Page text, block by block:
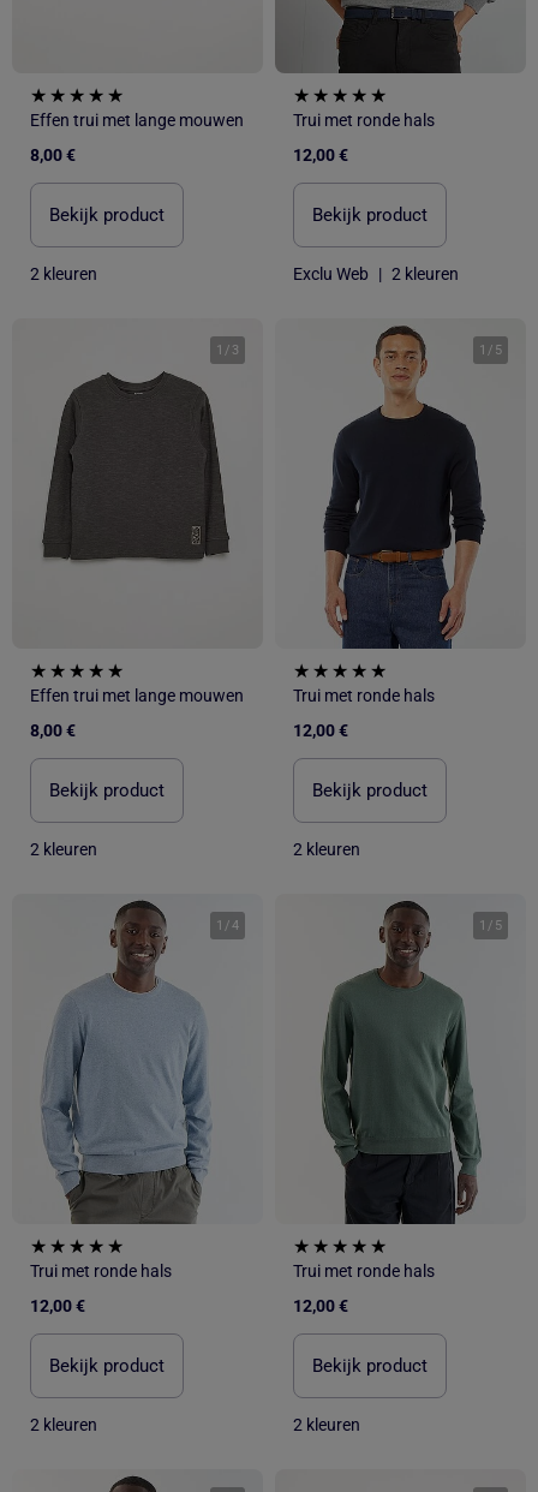
Effen trui met lange mouwen
8,00 €
Bekijk product
2 kleuren
Trui met ronde hals
12,00 €
Bekijk product
Exclu Web | 2 kleuren
1 / 3
Effen trui met lange mouwen
8,00 €
Bekijk product
2 kleuren
1 / 5
Trui met ronde hals
12,00 €
Bekijk product
2 kleuren
1 /4
Trui met ronde hals
12,00 €
Bekijk product
2 kleuren
1 / 5
Trui met ronde hals
12,00 €
Bekijk product
2 kleuren